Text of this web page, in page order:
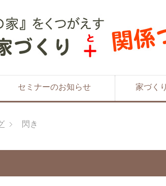
セミナーのお知らせ 家づく
閃き